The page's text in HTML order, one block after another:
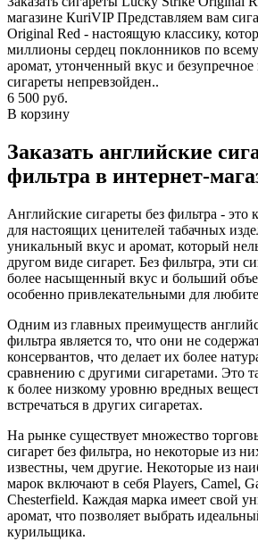
магазине КuriVIP Представляем вам
Original Red - настоящую классику,
миллионы сердец поклонников по
аромат, утонченный вкус и безупречное
сигареты непревзойден..
6 500 руб.
В корзину
Заказать английские
фильтра в интернет-
Английские сигареты без фильтра - это
для настоящих ценителей табачных
уникальный вкус и аромат, который
другом виде сигарет. Без фильтра, эти
более насыщенный вкус и больший
особенно привлекательными для
Одним из главных преимуществ
фильтра является то, что они не
консервантов, что делает их более
сравнению с другими сигаретами. Это
к более низкому уровню вредных
встречаться в других сигаретах.
На рынке существует множество
сигарет без фильтра, но некоторые из
известны, чем другие. Некоторые из
марок включают в себя Players, Camel,
Chesterfield. Каждая марка имеет свой
аромат, что позволяет выбрать
курильщика.